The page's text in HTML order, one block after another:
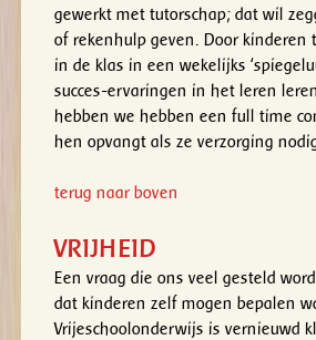
gewerkt met tutorschap; dat wil
of rekenhulp geven. Door
in de klas in een wekelijks
succes-ervaringen in het leren
hebben we hebben een full time
hen opvangt als ze verzorging
terug naar boven
VRIJHEID
Een vraag die ons veel gesteld
dat kinderen zelf mogen bepalen
Vrijeschoolonderwijs is vernieuwd